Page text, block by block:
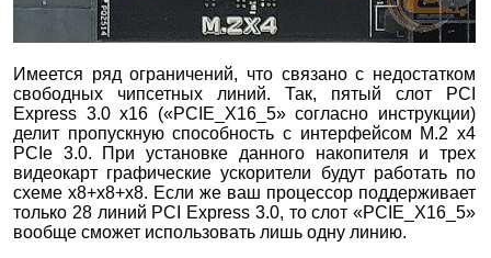
Имеется ряд ограничений, что связано с недостатком
свободных чипсетных линий. Так, пятый слот PCI
Express 3.0 x16 («PCIE_X16_5» согласно инструкции)
делит пропускную способность с интерфейсом M.2 х4
PCIe 3.0. При установке данного накопителя и трех
видеокарт графические ускорители будут работать по
схеме х8+х8+х8. Если же ваш процессор поддерживает
только 28 линий PCI Express 3.0, то слот «PCIE_X16_5»
вообще сможет использовать лишь одну линию.